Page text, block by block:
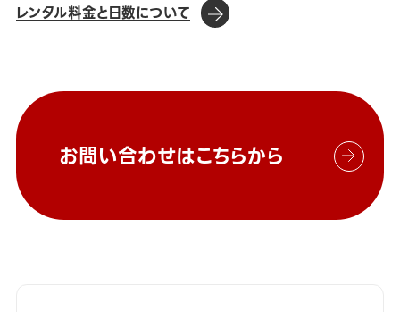
レンタル料金と日数について
お問い合わせはこちらから